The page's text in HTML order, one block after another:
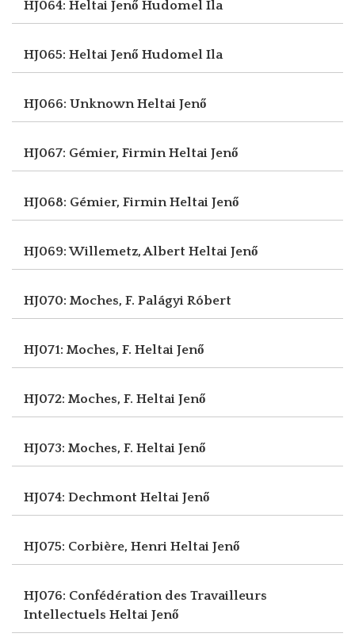
HJ064: Heltai Jenő Hudomel Ila
HJ065: Heltai Jenő Hudomel Ila
HJ066: UnknownHeltai Jenő
HJ067: Gémier, FirminHeltai Jenő
HJ068: Gémier, FirminHeltai Jenő
HJ069: Willemetz, Albert Heltai Jenő
HJ070: Moches, F. Palágyi Róbert
HJ071: Moches, F. Heltai Jenő
HJ072: Moches, F. Heltai Jenő
HJ073: Moches, F. Heltai Jenő
HJ074: Dechmont Heltai Jenő
HJ075: Corbière, Henri Heltai Jenő
HJ076: Confédération des Travailleurs
Intellectuels Heltai Jenő